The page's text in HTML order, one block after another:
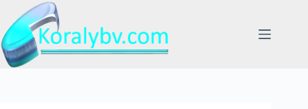
naar
de
inhoud